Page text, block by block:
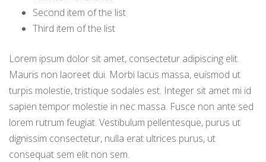
Second item of the list
Third item of the list
Lorem ipsum dolor sit amet, consectetur adipiscing elit.
Mauris non laoreet dui. Morbi lacus massa, euismod ut
turpis molestie, tristique sodales est. Integer sit amet mi id
sapien tempor molestie in nec massa. Fusce non ante sed
lorem rutrum feugiat. Vestibulum pellentesque, purus ut
dignissim consectetur, nulla erat ultrices purus, ut
consequat sem elit non sem.